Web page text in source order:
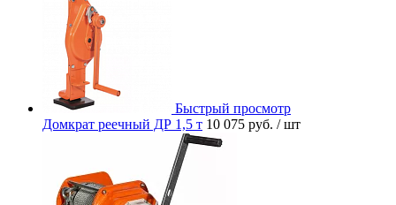
Быстрый просмотр
Домкрат реечный ДР 1,5 т 10 075 руб. / шт